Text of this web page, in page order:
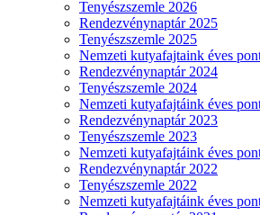
Tenyészszemle 2026
Rendezvénynaptár 2025
Tenyészszemle 2025
Nemzeti kutyafajtaink éves
Rendezvénynaptár 2024
Tenyészszemle 2024
Nemzeti kutyafajtáink éves
Rendezvénynaptár 2023
Tenyészszemle 2023
Nemzeti kutyafajtáink éves
Rendezvénynaptár 2022
Tenyészszemle 2022
Nemzeti kutyafajtáink éves